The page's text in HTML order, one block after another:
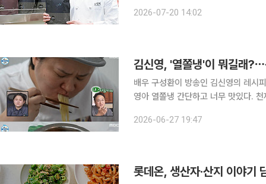
2026-07-20 14:02
김신영, '열쫄냉'이 뭐길래
배우 구성환이 방송인 김신영의 레시피에 푹 빠졌다. 27일 구성환은 자
영아 열쫄냉 간단하고 너무 맛있다. 천재천재”
다. ‘열쫄냉’ 레시피는 의외로 간단하
2026-06-27 19:47
롯데온, 생산자·산지 이야기